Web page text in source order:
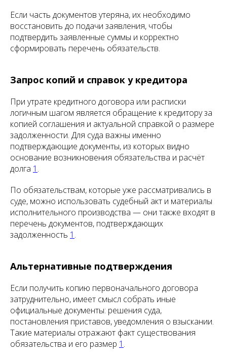
Если часть документов утеряна, их необходимо
восстановить до подачи заявления, чтобы
подтвердить заявленные суммы и корректно
сформировать перечень обязательств.
Запрос копий и справок у кредитора
При утрате кредитного договора или расписки
логичным шагом является обращение к кредитору за
копией соглашения и актуальной справкой о размере
задолженности. Для суда важны именно
подтверждающие документы, из которых видно
основание возникновения обязательства и расчёт
долга 1 .
По обязательствам, которые уже рассматривались в
суде, можно использовать судебный акт и материалы
исполнительного производства — они также входят в
перечень документов, подтверждающих
задолженность 1 .
Альтернативные подтверждения
Если получить копию первоначального договора
затруднительно, имеет смысл собрать иные
официальные документы: решения суда,
постановления приставов, уведомления о взыскании.
Такие материалы отражают факт существования
обязательства и его размер 1 .